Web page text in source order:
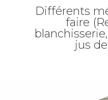
Différents
faire
jus